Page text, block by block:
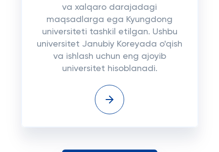
va xalqaro darajadagi
maqsadlarga ega Kyungdong
universiteti tashkil etilgan. Ushbu
universitet Janubiy Koreyada o'qish
va ishlash uchun eng ajoyib
universitet hisoblanadi.